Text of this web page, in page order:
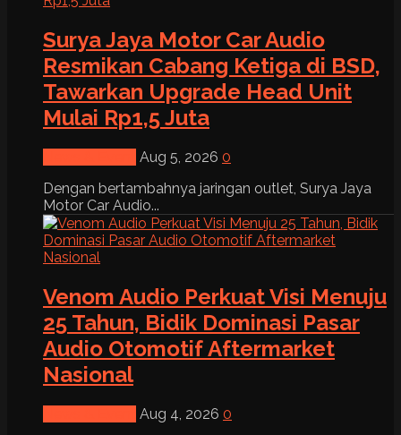
Surya Jaya Motor Car Audio
Resmikan Cabang Ketiga di BSD,
Tawarkan Upgrade Head Unit
Mulai Rp1,5 Juta
Aug 5, 2026 0
Dengan bertambahnya jaringan outlet, Surya Jaya
Motor Car Audio...
Venom Audio Perkuat Visi Menuju
25 Tahun, Bidik Dominasi Pasar
Audio Otomotif Aftermarket
Nasional
Aug 4, 2026 0